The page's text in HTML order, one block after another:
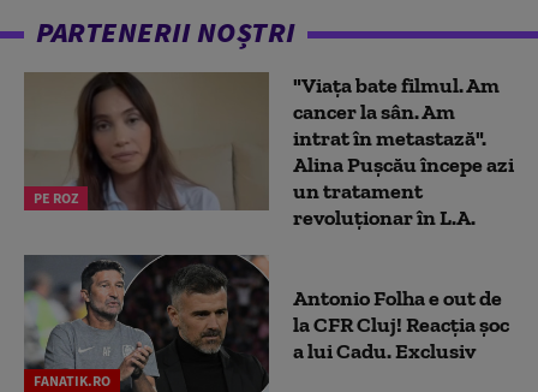
PARTENERII NOȘTRI
PE ROZ
"Viața bate filmul. Am
cancer la sân. Am
intrat în metastază".
Alina Pușcău începe azi
un tratament
revoluționar în L.A.
FANATIK.RO
Antonio Folha e out de
la CFR Cluj! Reacția șoc
a lui Cadu. Exclusiv